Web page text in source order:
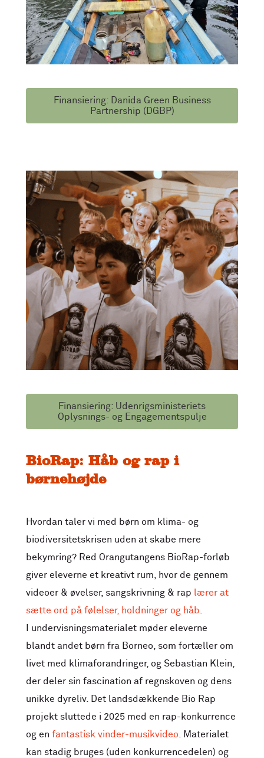
Finansiering: Danida Green Business
Partnership (DGBP)
Finansiering: Udenrigsministeriets
Oplysnings- og Engagementspulje
BioRap: Håb og rap i
børnehøjde
Hvordan taler vi med børn om klima- og
biodiversitetskrisen uden at skabe mere
bekymring? Red Orangutangens BioRap-forløb
giver eleverne et kreativt rum, hvor de gennem
videoer & øvelser, sangskrivning & rap
lærer at
sætte ord på følelser, holdninger og håb
I undervisningsmaterialet møder eleverne
blandt andet børn fra Borneo, som fortæller om
livet med klimaforandringer, og Sebastian Klein,
der deler sin fascination af regnskoven og dens
unikke dyreliv. Det landsdækkende Bio Rap
projekt sluttede i 2025 med en rap-konkurrence
og en fantastisk vinder-musikvideo . Materialet
kan stadig bruges (uden konkurrencedelen) og